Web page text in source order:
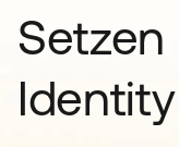
Setzen